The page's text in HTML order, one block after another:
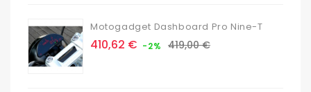
Motogadget Dashboard Pro Nine-T
Prix
410,62 € -2% Prix
419,00 €